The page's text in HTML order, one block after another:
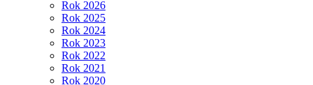
Rok 2026
Rok 2025
Rok 2024
Rok 2023
Rok 2022
Rok 2021
Rok 2020